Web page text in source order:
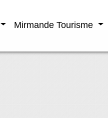
Mirmande Tourisme